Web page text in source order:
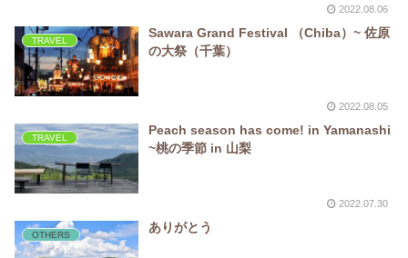
2022.08.06
TRAVEL
Sawara Grand Festival （Chiba）~ 佐原
の大祭（千葉）
2022.08.05
TRAVEL
Peach season has come! in Yamanashi
~桃の季節 in 山梨
2022.07.30
OTHERS
ありがとう